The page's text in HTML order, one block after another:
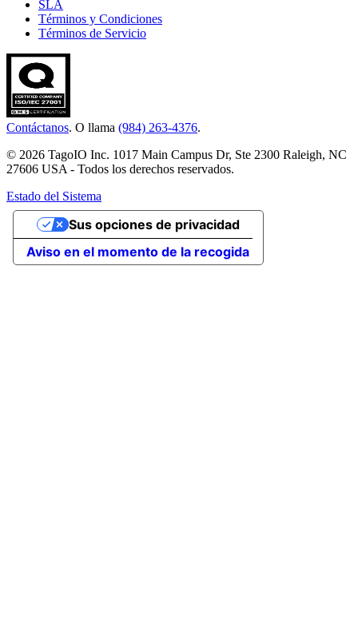
SLA
Términos y Condiciones
Términos de Servicio
Contáctanos. O llama (984) 263-4376.
© 2026 TagoIO Inc. 1017 Main Campus Dr, Ste 2300 Raleigh, NC
27606 USA - Todos los derechos reservados.
Estado del Sistema
Aviso en el momento de la recogida
Sus opciones de privacidad